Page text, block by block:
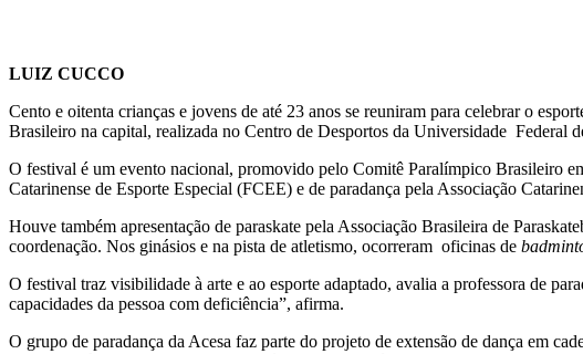
LUIZ CUCCO
Cento e oitenta crianças e jovens de até 23 anos se reuniram para celebrar o
Brasileiro na capital, realizada no Centro de Desportos da Universidade Federal
O festival é um evento nacional, promovido pelo Comitê Paralímpico Brasileiro
Catarinense de Esporte Especial (FCEE) e de paradança pela Associação
Houve também apresentação de paraskate pela Associação Brasileira de
coordenação. Nos ginásios e na pista de atletismo, ocorreram oficinas de
O festival traz visibilidade à arte e ao esporte adaptado, avalia a professora de
capacidades da pessoa com deficiência”, afirma.
O grupo de paradança da Acesa faz parte do projeto de extensão de dança em